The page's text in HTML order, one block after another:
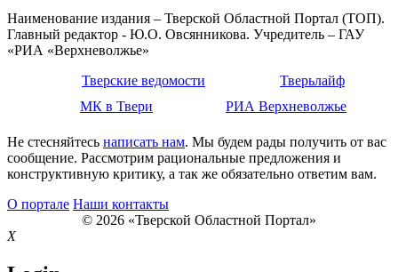
Наименование издания – Тверской Областной Портал (ТОП).
Главный редактор - Ю.О. Овсянникова. Учредитель – ГАУ
«РИА «Верхневолжье»
Тверские ведомости
Тверьлайф
МК в Твери
РИА Верхневолжье
Не стесняйтесь написать нам. Мы будем рады получить от вас
сообщение. Рассмотрим рациональные предложения и
конструктивную критику, а так же обязательно ответим вам.
О портале Наши контакты
© 2026 «Тверской Областной Портал»
X